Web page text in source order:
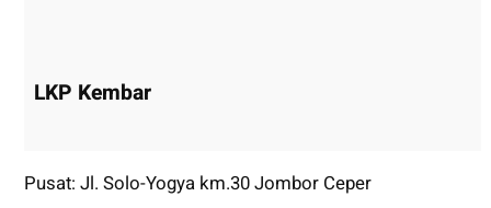
LKP Kembar
Pusat: Jl. Solo-Yogya km.30 Jombor Ceper